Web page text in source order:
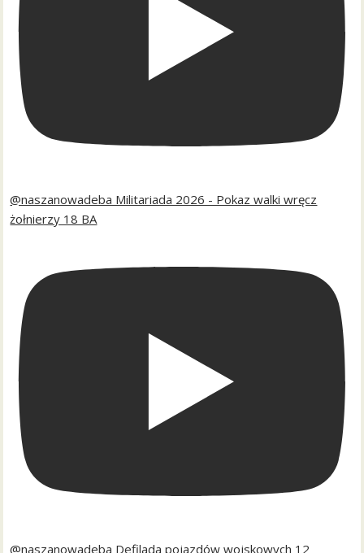
@naszanowadeba Militariada 2026 - Pokaz walki wręcz
żołnierzy 18 BA
@naszanowadeba Defilada pojazdów wojskowych 12